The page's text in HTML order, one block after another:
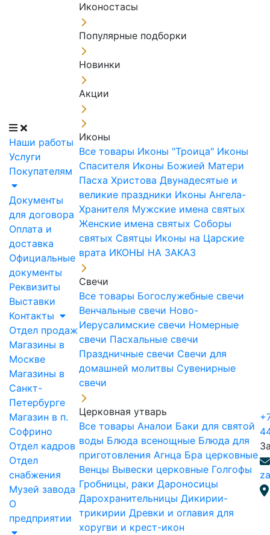
Наши работы
Услуги
Покупателям
Документы
для договора
Оплата и
доставка
Официальные
документы
Реквизиты
Выставки
Контакты
Отдел продаж
Магазины в
Москве
Магазины в
Санкт-
Петербурге
Магазин в п.
Софрино
Отдел кадров
Отдел
снабжения
Музей завода
О
предприятии
Иконостасы
Популярные подборки
Новинки
Акции
Иконы
Все товары Иконы "Троица" Иконы
Спасителя Иконы Божией Матери
Пасха Христова Двунадесятые и
великие праздники Иконы Ангела-
Хранителя Мужские имена святых
Женские имена святых Соборы
святых Святцы Иконы на Царские
врата ИКОНЫ НА ЗАКАЗ
Свечи
Все товары Богослужебные свечи
Венчальные свечи Ново-
Иерусалимские свечи Номерные
свечи Пасхальные свечи
Праздничные свечи Свечи для
домашней молитвы Сувенирные
свечи
Церковная утварь
Все товары Аналои Баки для святой
воды Блюда всенощные Блюда для
приготовления Агнца Бра церковные
Венцы Вывески церковные Голгофы
Гробницы, раки Дароносицы
Дарохранительницы Дикирии-
трикирии Древки и оглавия для
хоругви и крест-икон